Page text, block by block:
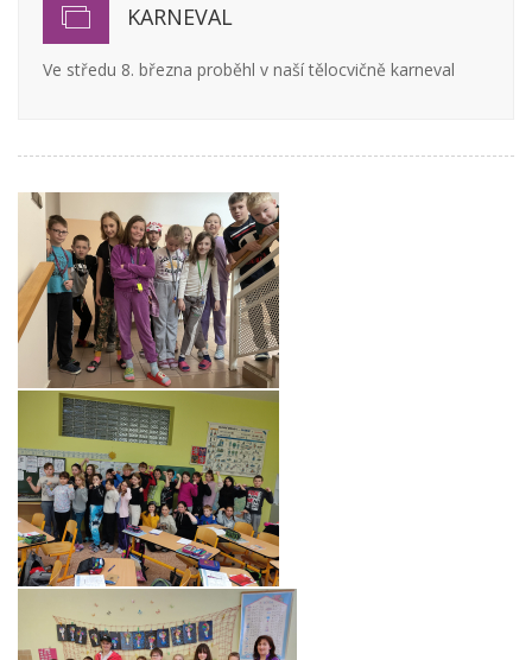
KARNEVAL
Ve středu 8. března proběhl v naší tělocvičně karneval